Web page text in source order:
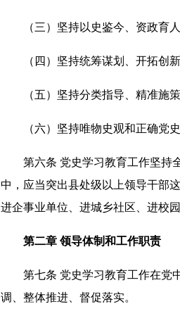
（三）坚持以史鉴今、资政育人
（四）坚持统筹谋划、开拓创新
（五）坚持分类指导、精准施策
（六）坚持唯物史观和正确党史
第六条 党史学习教育工作坚持全
中，应当突出县处级以上领导干部
进企事业单位、进城乡社区、进校
第二章 领导体制和工作职责
第七条 党史学习教育工作在党中
调、整体推进、督促落实。